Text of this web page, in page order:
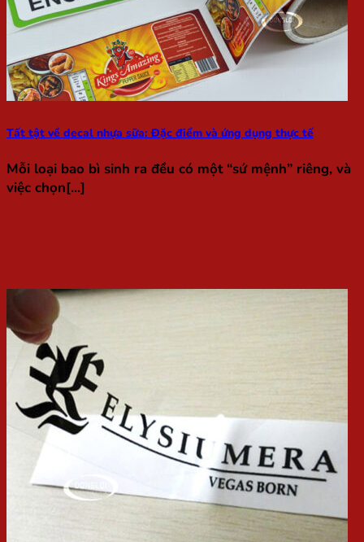
Tất tật về decal nhựa sữa: Đặc điểm và ứng dụng thực tế
Mỗi loại bao bì sinh ra đều có một “sứ mệnh” riêng, và
việc chọn[...]